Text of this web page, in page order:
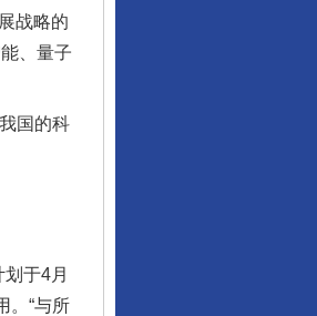
战略的
、量子
国的科
于4月
。“与所